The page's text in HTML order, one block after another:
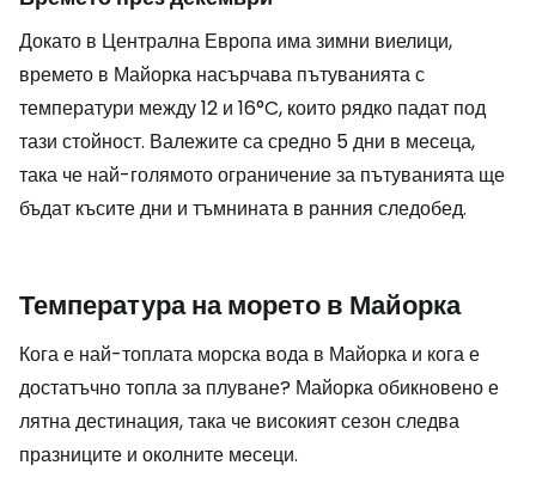
Докато в Централна Европа има зимни виелици,
времето в Майорка насърчава пътуванията с
температури между 12 и 16°C, които рядко падат под
тази стойност. Валежите са средно 5 дни в месеца,
така че най-голямото ограничение за пътуванията ще
бъдат късите дни и тъмнината в ранния следобед.
Температура на морето в Майорка
Кога е най-топлата морска вода в Майорка и кога е
достатъчно топла за плуване? Майорка обикновено е
лятна дестинация, така че високият сезон следва
празниците и околните месеци.